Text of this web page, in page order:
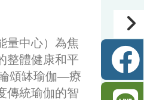
量中心）為焦
整體健康和平
頌缽瑜伽—療
傳統瑜伽的智